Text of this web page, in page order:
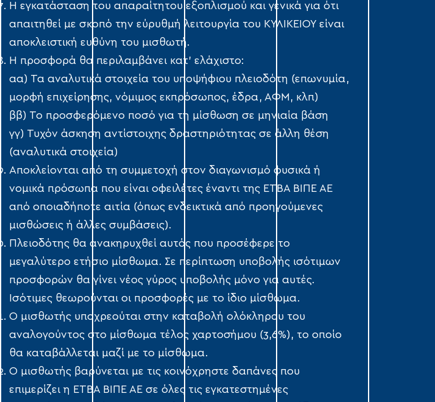
Η εγκατάσταση του απαραίτητου εξοπλισμού και γενικά για ότι
απαιτηθεί με σκοπό την εύρυθμή λειτουργία του ΚΥΛΙΚΕΙΟΥ είναι
αποκλειστική ευθύνη του μισθωτή.
Η προσφορά θα περιλαμβάνει κατ’ ελάχιστο:
αα) Τα αναλυτικά στοιχεία του υποψήφιου πλειοδότη (επωνυμία,
μορφή επιχείρησης, νόμιμος εκπρόσωπος, έδρα, ΑΦΜ, κλπ)
ββ) Το προσφερόμενο ποσό για τη μίσθωση σε μηνιαία βάση
γγ) Τυχόν άσκηση αντίστοιχης δραστηριότητας σε άλλη θέση
(αναλυτικά στοιχεία)
Αποκλείονται από τη συμμετοχή στον διαγωνισμό φυσικά ή
νομικά πρόσωπα που είναι οφειλέτες έναντι της ΕΤΒΑ ΒΙΠΕ ΑΕ
από οποιαδήποτε αιτία (όπως ενδεικτικά από προηγούμενες
μισθώσεις ή άλλες συμβάσεις).
Πλειοδότης θα ανακηρυχθεί αυτός που προσέφερε το
μεγαλύτερο ετήσιο μίσθωμα. Σε περίπτωση υποβολής ισότιμων
προσφορών θα γίνει νέος γύρος υποβολής μόνο για αυτές.
Ισότιμες θεωρούνται οι προσφορές με το ίδιο μίσθωμα.
Ο μισθωτής υποχρεούται στην καταβολή ολόκληρου του
αναλογούντος στο μίσθωμα τέλος χαρτοσήμου (3,6%), το οποίο
θα καταβάλλεται μαζί με το μίσθωμα.
Ο μισθωτής βαρύνεται με τις κοινόχρηστε δαπάνες που
επιμερίζει η ΕΤΒΑ ΒΙΠΕ ΑΕ σε όλες τις εγκατεστημένες